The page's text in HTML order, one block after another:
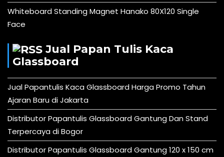
Whiteboard Standing Magnet Hanako 80X120 Single
Face
Jual Papan Tulis Kaca
Glassboard
Jual Papantulis Kaca Glassboard Harga Promo Tahun
Ajaran Baru di Jakarta
Distributor Papantulis Glassboard Gantung Dan Stand
Terpercaya di Bogor
Distributor Papantulis Glassboard Gantung 120 x 150 cm